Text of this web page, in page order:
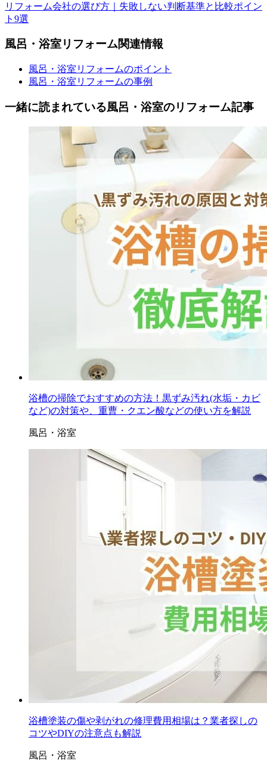
リフォーム会社の選び方｜失敗しない判断基準と比較ポイン
ト9選
風呂・浴室リフォーム関連情報
風呂・浴室リフォームのポイント
風呂・浴室リフォームの事例
一緒に読まれている風呂・浴室のリフォーム記事
浴槽の掃除でおすすめの方法！黒ずみ汚れ(水垢・カビ
など)の対策や、重曹・クエン酸などの使い方を解説
風呂・浴室
浴槽塗装の傷や剥がれの修理費用相場は？業者探しの
コツやDIYの注意点も解説
風呂・浴室